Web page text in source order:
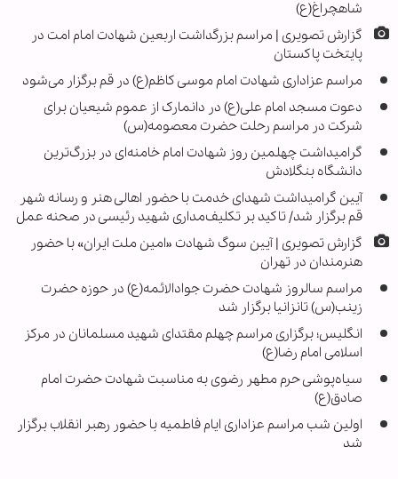
شاهچراغ(ع)
گزارش تصویری | مراسم بزرگداشت اربعین شهادت امام امت در
پایتخت پاکستان
مراسم عزاداری شهادت امام موسی کاظم(ع) در قم برگزار می‌شود
دعوت مسجد امام علی(ع) در دانمارک از عموم شیعیان برای
شرکت در مراسم رحلت حضرت معصومه(س)
گرامیداشت چهلمین روز شهادت امام خامنه‌ای در بزرگ‌ترین
دانشگاه بنگلادش
آیین گرامیداشت شهدای خدمت با حضور اهالی هنر و رسانه شهر
قم برگزار شد/ تاکید بر تکلیف‌مداری شهید رئیسی در صحنه عمل
گزارش تصویری | آیین سوگ شهادت «امین ملت ایران» با حضور
هنرمندان در تهران
مراسم سالروز شهادت حضرت جوادالائمه(ع) در حوزه حضرت
زینب(س) تانزانیا برگزار شد
انگلیس؛ برگزاری مراسم چهلم مقتدای شهید مسلمانان در مرکز
اسلامی امام رضا(ع)
سیاه‌پوشی حرم مطهر رضوی به مناسبت شهادت حضرت امام
صادق(ع)
اولین شب مراسم عزاداری ایام فاطمیه با حضور رهبر انقلاب برگزار
شد